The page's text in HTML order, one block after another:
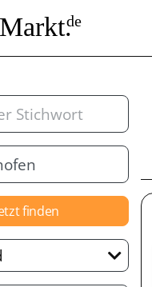
de
finden